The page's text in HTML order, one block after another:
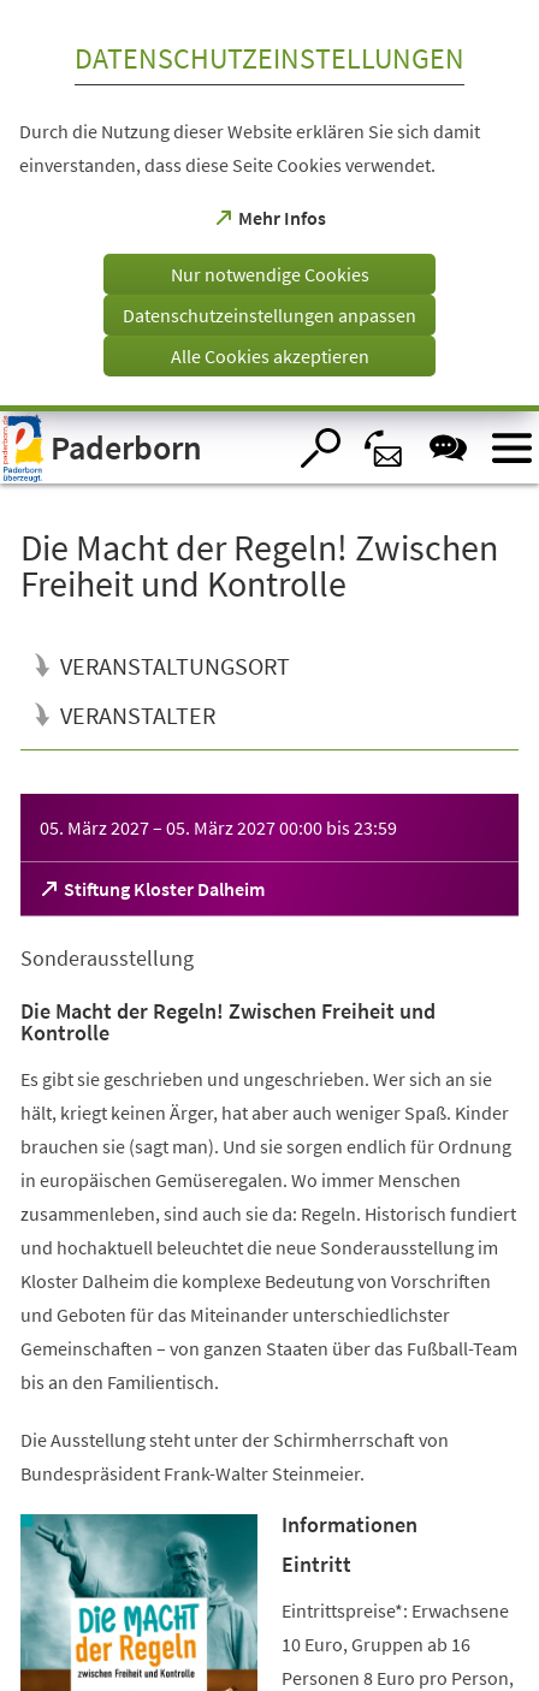
Visuelle
Assistenzsoftware
öffnen.
DATENSCHUTZEINSTELLUNGEN
Durch die Nutzung dieser Website erklären Sie sich damit
einverstanden, dass diese Seite Cookies verwendet.
Mehr Infos
(Öffnet
einem
Tab)
Nur notwendige Cookies
Datenschutzeinstellungen anpassen
Alle Cookies akzeptieren
Paderborn
Die Macht der Regeln! Zwischen
Freiheit und Kontrolle
VERANSTALTUNGSORT
VERANSTALTER
05. März 2027– 05. März 202700:00 bis23:59
Stiftung Kloster Dalheim
(Öffnet
in
neuen
Sonderausstellung
Die Macht der Regeln! Zwischen Freiheit und
Kontrolle
Es gibt sie geschrieben und ungeschrieben. Wer sich an sie
hält, kriegt keinen Ärger, hat aber auch weniger Spaß. Kinder
brauchen sie (sagt man). Und sie sorgen endlich für Ordnung
in europäischen Gemüseregalen. Wo immer Menschen
zusammenleben, sind auch sie da: Regeln. Historisch fundiert
und hochaktuell beleuchtet die neue Sonderausstellung im
Kloster Dalheim die komplexe Bedeutung von Vorschriften
und Geboten für das Miteinander unterschiedlichster
Gemeinschaften – von ganzen Staaten über das Fußball-Team
bis an den Familientisch.
Die Ausstellung steht unter der Schirmherrschaft von
Bundespräsident Frank-Walter Steinmeier.
Informationen
Eintritt
Eintrittspreise*: Erwachsene
10 Euro, Gruppen ab 16
Personen 8 Euro pro Person,